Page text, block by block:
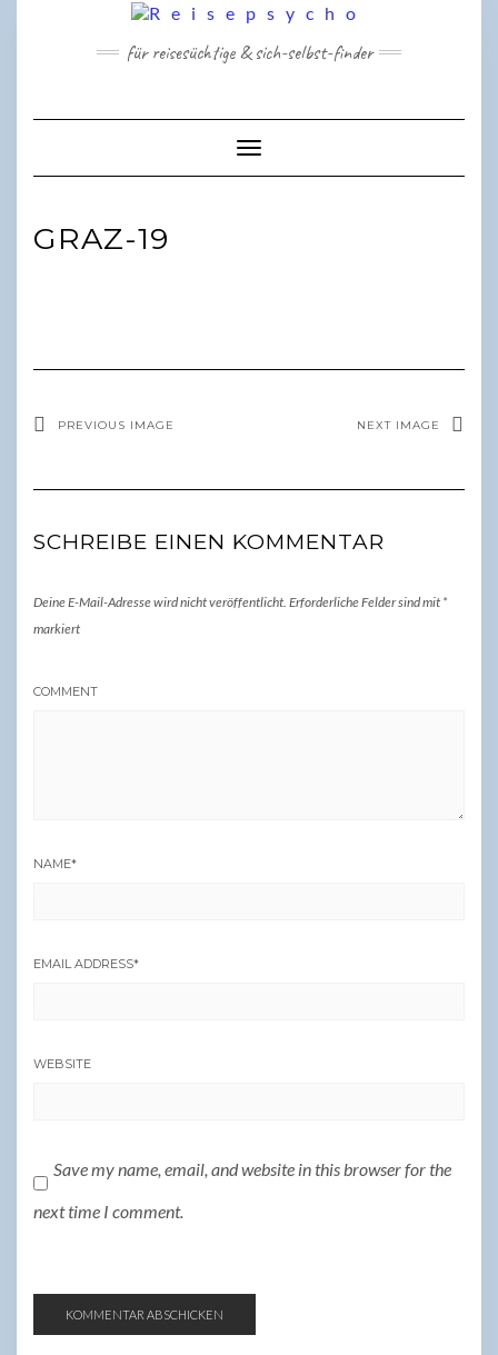
für reisesüchtige & sich-selbst-finder
Toggle Navigation
GRAZ-19
PREVIOUS IMAGE NEXT IMAGE
SCHREIBE EINEN KOMMENTAR
Deine E-Mail-Adresse wird nicht veröffentlicht. Erforderliche Felder sind mit *
markiert
COMMENT
NAME*
EMAIL ADDRESS*
WEBSITE
Save my name, email, and website in this browser for the
next time I comment.